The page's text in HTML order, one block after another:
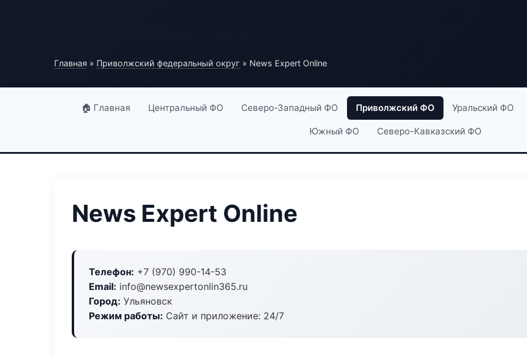
Главная » Приволжский федеральный округ » News Expert Online
🏠 Главная Центральный ФО Северо-Западный ФО Приволжский ФО Уральский ФО
Южный ФО Северо-Кавказский ФО
News Expert Online
Телефон: +7 (970) 990-14-53
Email: info@newsexpertonlin365.ru
Город: Ульяновск
Режим работы: Сайт и приложение: 24/7